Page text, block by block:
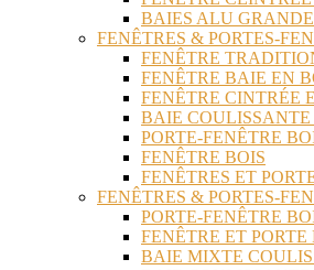
BAIES ALU
FENÊTRES & PORTES-
FENÊTRE
FENÊTRE BAIE EN
FENÊTRE CINTRÉE
BAIE COULISSANTE
PORTE-FENÊTRE
FENÊTRE BOIS
FENÊTRES ET
FENÊTRES & PORTES-
PORTE-FENÊTRE
FENÊTRE ET
BAIE MIXTE